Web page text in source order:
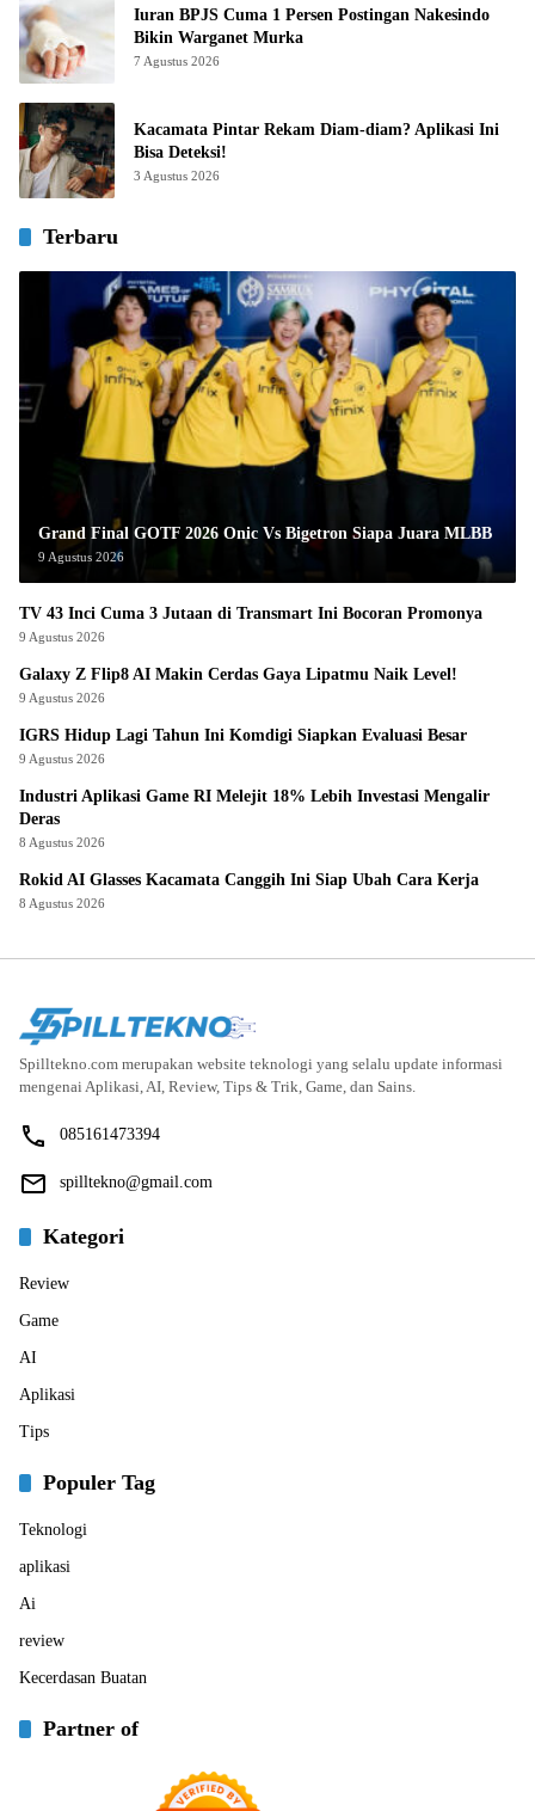
Iuran BPJS Cuma 1 Persen Postingan Nakesindo
Bikin Warganet Murka
7 Agustus 2026
Kacamata Pintar Rekam Diam-diam? Aplikasi Ini
Bisa Deteksi!
3 Agustus 2026
Terbaru
Grand Final GOTF 2026 Onic Vs Bigetron Siapa Juara MLBB
9 Agustus 2026
TV 43 Inci Cuma 3 Jutaan di Transmart Ini Bocoran Promonya
9 Agustus 2026
Galaxy Z Flip8 AI Makin Cerdas Gaya Lipatmu Naik Level!
9 Agustus 2026
IGRS Hidup Lagi Tahun Ini Komdigi Siapkan Evaluasi Besar
9 Agustus 2026
Industri Aplikasi Game RI Melejit 18% Lebih Investasi Mengalir
Deras
8 Agustus 2026
Rokid AI Glasses Kacamata Canggih Ini Siap Ubah Cara Kerja
8 Agustus 2026
Spilltekno.com merupakan website teknologi yang selalu update informasi
mengenai Aplikasi, AI, Review, Tips & Trik, Game, dan Sains.
085161473394
spilltekno@gmail.com
Kategori
Review
Game
AI
Aplikasi
Tips
Populer Tag
Teknologi
aplikasi
Ai
review
Kecerdasan Buatan
Partner of